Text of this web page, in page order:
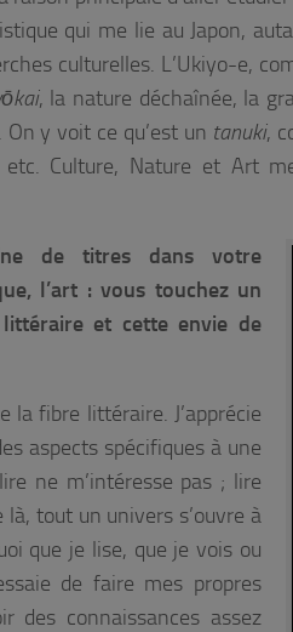
qui me lie au Japon,
culturelles. L’Ukiyo-e,
, la nature déchaînée, la
y voit ce qu’est un tanuki,
Culture, Nature et Art
de titres dans votre
l’art : vous touchez un
et cette envie de
la fibre littéraire. J’apprécie
aspects spécifiques à une
ne m’intéresse pas ; lire
tout un univers s’ouvre à
que je lise, que je vois ou
de faire mes propres
des connaissances assez